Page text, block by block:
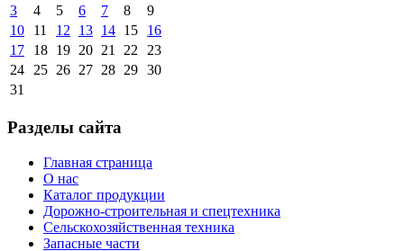
3
4 5 6 7 8
9
10
11 12 13 14 15
16
17
18 19 20 21 22 23
24 25 26 27 28 29 30
31
Разделы сайта
Главная страница
О нас
Каталог продукции
Дорожно-строительная и спецтехника
Сельскохозяйственная техника
Запасные части